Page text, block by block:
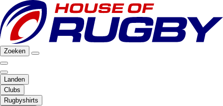
Zoeken
Landen
Clubs
Rugbyshirts